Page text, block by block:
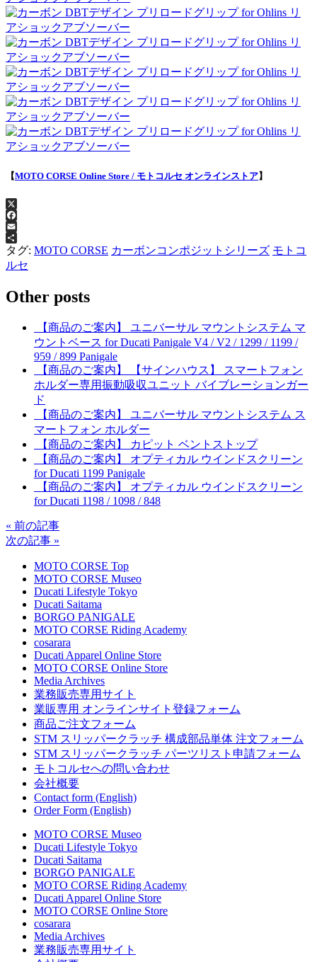
【MOTO CORSE Online Store / モトコルセ オンラインストア】
X
Facebook
Email
共
有
タグ: MOTO CORSE カーボンコンポジットシリーズ モトコ
ルセ
Other posts
【商品のご案内】 ユニバーサル マウントシステム マ
ウントベース for Ducati Panigale V4 / V2 / 1299 / 1199 /
959 / 899 Panigale
【商品のご案内】 【サインハウス】 スマートフォン
ホルダー専用振動吸収ユニット バイブレーションガー
ド
【商品のご案内】 ユニバーサル マウントシステム ス
マートフォン ホルダー
【商品のご案内】 カピット ベントストップ
【商品のご案内】 オプティカル ウインドスクリーン
for Ducati 1199 Panigale
【商品のご案内】 オプティカル ウインドスクリーン
for Ducati 1198 / 1098 / 848
« 前の記事
次の記事 »
MOTO CORSE Top
MOTO CORSE Museo
Ducati Lifestyle Tokyo
Ducati Saitama
BORGO PANIGALE
MOTO CORSE Riding Academy
cosarara
Ducati Apparel Online Store
MOTO CORSE Online Store
Media Archives
業務販売専用サイト
業販専用 オンラインサイト登録フォーム
商品ご注文フォーム
STM スリッパークラッチ 構成部品単体 注文フォーム
STM スリッパークラッチ パーツリスト申請フォーム
モトコルセへの問い合わせ
会社概要
Contact form (English)
Order Form (English)
MOTO CORSE Museo
Ducati Lifestyle Tokyo
Ducati Saitama
BORGO PANIGALE
MOTO CORSE Riding Academy
Ducati Apparel Online Store
MOTO CORSE Online Store
cosarara
Media Archives
業務販売専用サイト